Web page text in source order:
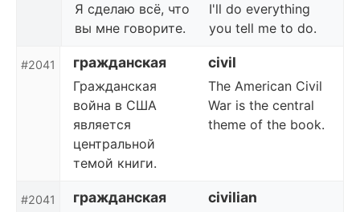
Я сделаю всё, что
вы мне говорите.
I'll do everything
you tell me to do.
#2041 гражданская civil
Гражданская
война в США
является
центральной
темой книги.
The American Civil
War is the central
theme of the book.
#2041 гражданская civilian